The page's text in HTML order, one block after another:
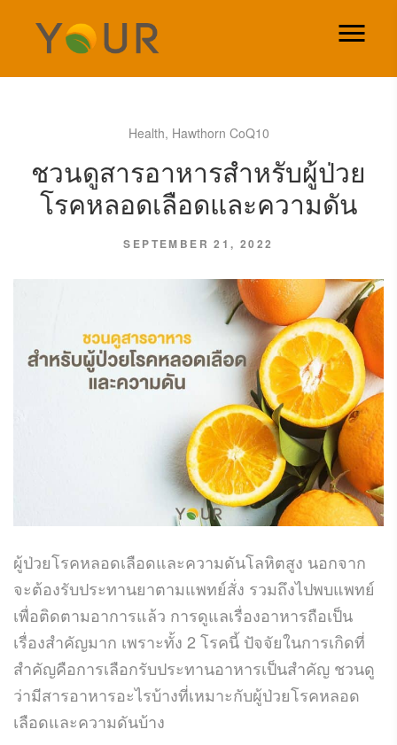
Health, Hawthorn CoQ10
ชวนดูสารอาหารสำหรับผู้ป่วย
โรคหลอดเลือดและความดัน
SEPTEMBER 21, 2022
ผู้ป่วยโรคหลอดเลือดและความดันโลหิตสูง นอกจาก
จะต้องรับประทานยาตามแพทย์สั่ง รวมถึงไปพบแพทย์
เพื่อติดตามอาการแล้ว การดูแลเรื่องอาหารถือเป็น
เรื่องสำคัญมาก เพราะทั้ง 2 โรคนี้ ปัจจัยในการเกิดที่
สำคัญคือการเลือกรับประทานอาหารเป็นสำคัญ ชวนดู
ว่ามีสารอาหารอะไรบ้างที่เหมาะกับผู้ป่วยโรคหลอด
เลือดและความดันบ้าง